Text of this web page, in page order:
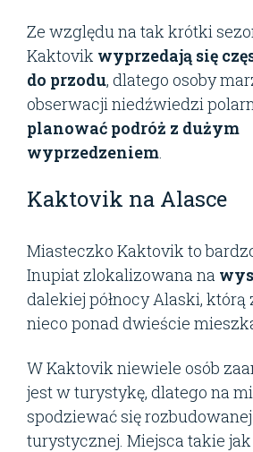
Ze względu na tak krótki
Kaktovik wyprzedają się
do przodu, dlatego osoby
obserwacji niedźwiedzi
planować podróż z dużym
wyprzedzeniem
Kaktovik na Alasce
Miasteczko Kaktovik to
Inupiat zlokalizowana na
dalekiej północy Alaski,
nieco ponad dwieście
W Kaktovik niewiele osób
jest w turystykę, dlatego na
spodziewać się
turystycznej. Miejsca takie jak